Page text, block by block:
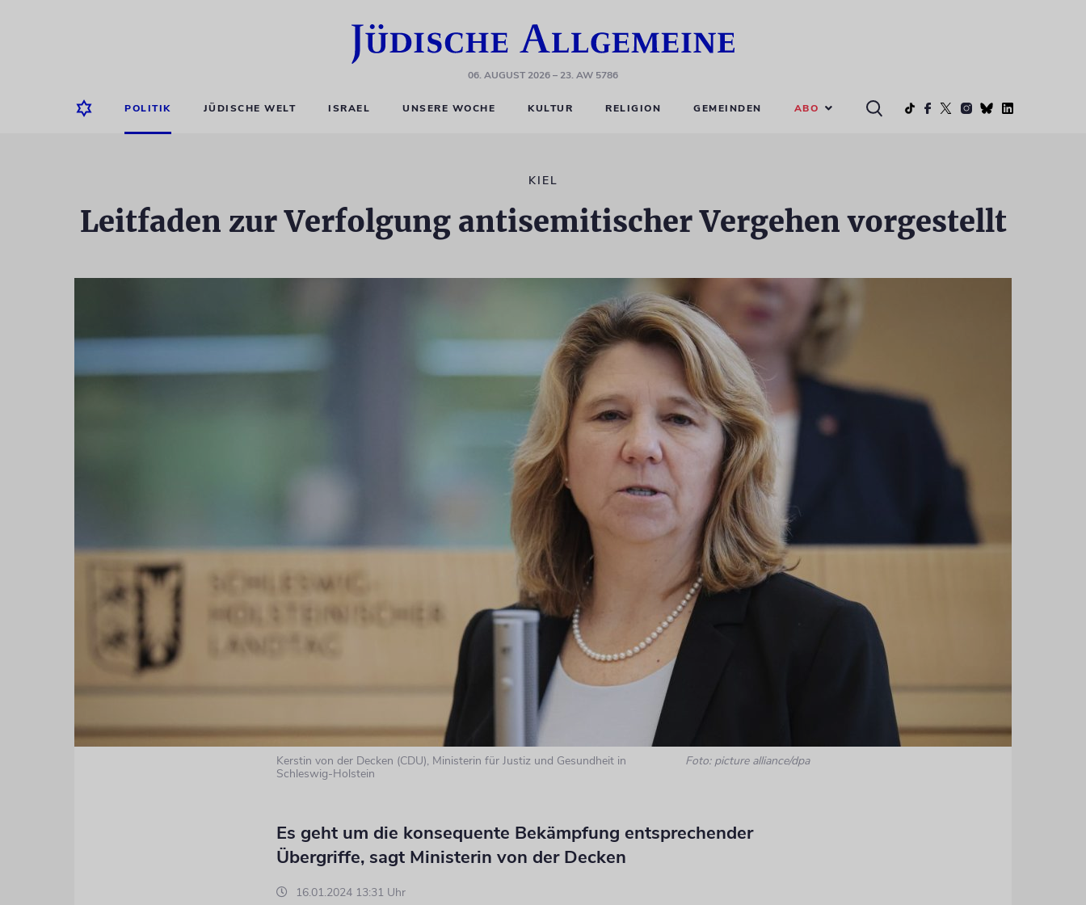
06. AUGUST 2026– 23. AW 5786
POLITIK JÜDISCHE WELT ISRAEL UNSERE WOCHE KULTUR RELIGION GEMEINDEN ABO
KIEL
Leitfaden zur Verfolgung antisemitischer Vergehen vorgestellt
Kerstin von der Decken (CDU), Ministerin für Justiz und Gesundheit in
Schleswig-Holstein
Foto: picture alliance/dpa
Es geht um die konsequente Bekämpfung entsprechender
Übergriffe, sagt Ministerin von der Decken
16.01.2024 13:31 Uhr